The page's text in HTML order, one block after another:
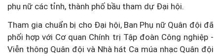
phụ nữ các tỉnh, thành phố bầu tham dự Đại hội.
Tham gia chuẩn bị cho Đại hội, Ban Phụ nữ Quân đội đã
phối hợp với Cơ quan Chính trị Tập đoàn Công nghiệp -
Viễn thông Quân đội và Nhà hát Ca múa nhạc Quân đội